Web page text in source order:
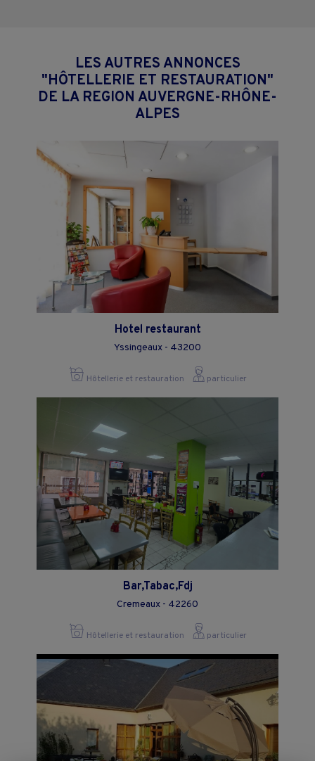
LES AUTRES ANNONCES
"HÔTELLERIE ET RESTAURATION"
DE LA REGION AUVERGNE-RHÔNE-
ALPES
Hotel restaurant
Yssingeaux - 43200
Hôtellerie et restauration particulier
Bar,Tabac,Fdj
Cremeaux - 42260
Hôtellerie et restauration particulier